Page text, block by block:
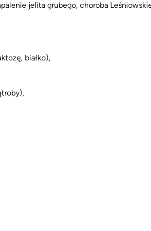
jelita grubego, choroba
białko),